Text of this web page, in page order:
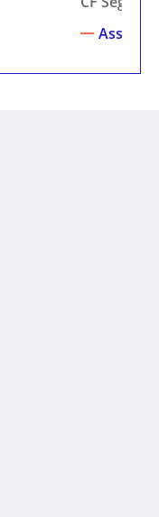
Assistir